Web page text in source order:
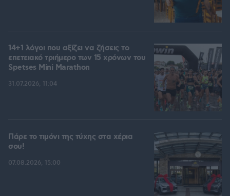
14+1 λόγοι που αξίζει να ζήσεις το
επετειακό τριήμερο των 15 χρόνων του
Spetses Mini Marathon
31.07.2026, 11:04
Πάρε το τιμόνι της τύχης στα χέρια
σου!
07.08.2026, 15:00